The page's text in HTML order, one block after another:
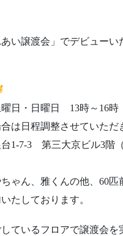
い譲渡会」でデビュー
日・日曜日 13時～16時
は日程調整させていただ
1-7-3 ​第三大京ビル3階（
ゃん、雅くんの他、60
たしております。
ているフロアで譲渡会